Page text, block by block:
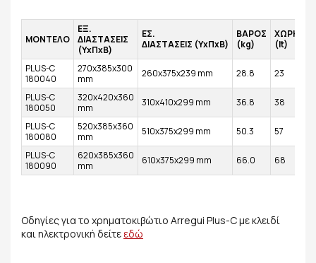
ΜΟΝΤΕΛΟ
ΕΞ.
ΔΙΑΣΤΑΣΕΙΣ
(ΥxΠxΒ)
ΕΣ.
ΔΙΑΣΤΑΣΕΙΣ (ΥxΠxΒ)
ΒΑΡΟΣ
(kg)
(lt)
PLUS-C
180040
270x385x300
mm
260x375x239 mm 28.8
23
PLUS-C
180050
320x420x360
mm
310x410x299 mm 36.8
38
PLUS-C
180080
520x385x360
mm
510x375x299 mm 50.3
57
PLUS-C
180090
620x385x360
mm
610x375x299 mm 66.0 68
Οδηγίες για το χρηματοκιβώτιο Arregui Plus-C με κλειδί
και ηλεκτρονική δείτεεδώ